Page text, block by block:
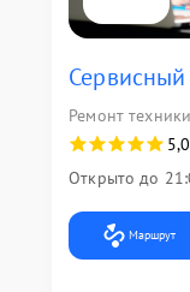
Ремонт
5,0
Открыто до
Маршрут